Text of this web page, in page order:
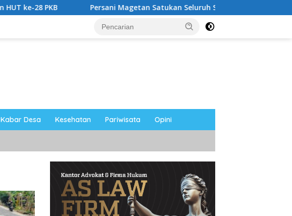
Persani Magetan Satukan Seluruh Sanggar Lewat Senam Bersama,
Kabar Desa Kesehatan Pariwisata Opini